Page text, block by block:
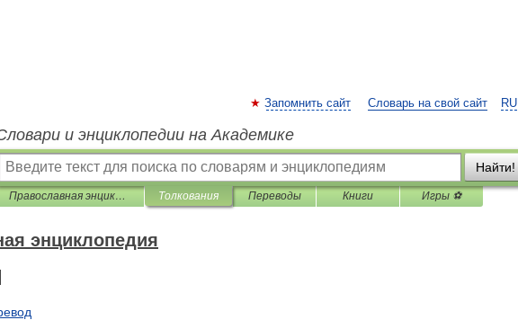
RU
Запомнить сайт Словарь на свой сайт
и энциклопедии на Академике
Найти!
Православная энциклопедия Толкования Переводы Книги Игры ⚽
энциклопедия